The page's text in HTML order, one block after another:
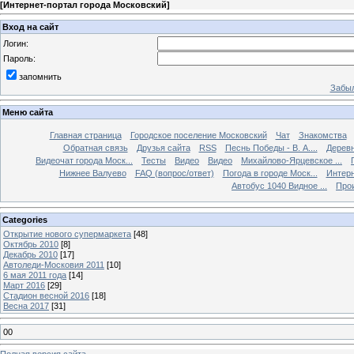
[Интернет-портал города Московский]
Вход на сайт
Логин:
Пароль:
запомнить
Меню сайта
Главная страница Городское поселение Московский Чат
Знакомства
Обратная связь
Друзья сайта RSS Песнь Победы - В. А....
Видеочат города Моск...
Тесты Видео Видео Михайлово-Ярцевское ...
Нижнее Валуево
FAQ (вопрос/ответ) Погода в городе Моск...
Автобус 1040 Видное ...
Categories
Открытие нового супермаркета [48]
Октябрь 2010 [8]
Декабрь 2010 [17]
Автоледи-Московия 2011 [10]
6 мая 2011 года [14]
Март 2016 [29]
Стадион весной 2016 [18]
Весна 2017 [31]
00